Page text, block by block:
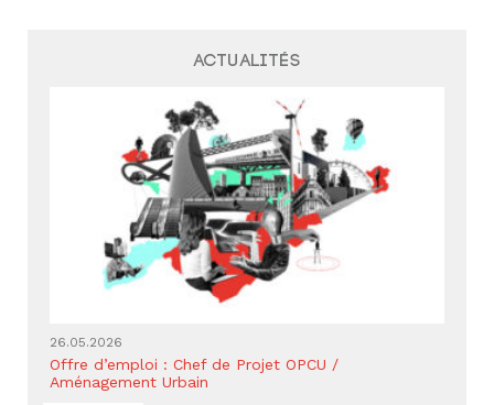
Actualités
26.05.2026
Offre d’emploi : Chef de Projet OPCU /
Aménagement Urbain